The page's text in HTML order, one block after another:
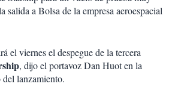
salida a Bolsa de la empresa aeroespacial
el viernes el despegue de la tercera
, dijo el portavoz Dan Huot en la
lanzamiento.